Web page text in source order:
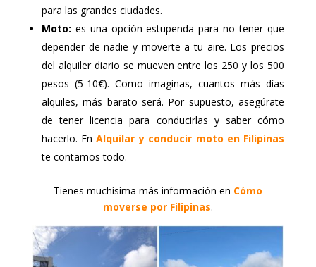
para las grandes ciudades.
Moto: es una opción estupenda para no tener que
depender de nadie y moverte a tu aire. Los precios
del alquiler diario se mueven entre los 250 y los 500
pesos (5-10€). Como imaginas, cuantos más días
alquiles, más barato será. Por supuesto, asegúrate
de tener licencia para conducirlas y saber cómo
hacerlo. EnAlquilar y conducir moto en Filipinas
te contamos todo.
Tienes muchísima más información en Cómo
moverse por Filipinas.